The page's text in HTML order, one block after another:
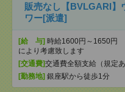
販売なし【BVLGARI
ワー[派遣]
[給 与] 時給1600円～1650円
により考慮致します
[交通費]交通費全額支給（規定あ
[勤務地] 銀座駅から徒歩1分